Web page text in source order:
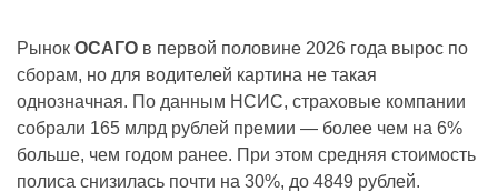
Рынок ОСАГО в первой половине 2026 года вырос по
сборам, но для водителей картина не такая
однозначная. По данным НСИС, страховые компании
собрали 165 млрд рублей премии — более чем на 6%
больше, чем годом ранее. При этом средняя стоимость
полиса снизилась почти на 30%, до 4849 рублей.